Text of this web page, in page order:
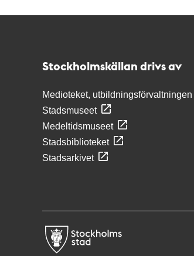
Stockholmskällan drivs av
Medioteket, utbildningsförvaltningen
Stadsmuseet
Medeltidsmuseet
Stadsbiblioteket
Stadsarkivet